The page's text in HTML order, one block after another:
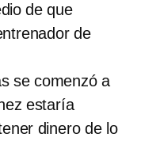
de que
de
se comenzó a
estaría
dinero de lo